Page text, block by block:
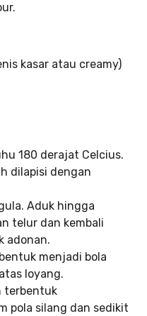
kasar atau creamy)
180 derajat Celcius.
dilapisi dengan
Aduk hingga
telur dan kembali
adonan.
menjadi bola
loyang.
terbentuk
pola silang dan sedikit